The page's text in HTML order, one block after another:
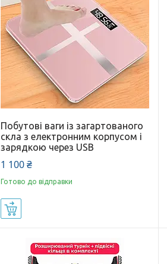
Побутові ваги із загартованого
скла з електронним корпусом і
зарядкою через USB
1 100 ₴
Готово до відправки